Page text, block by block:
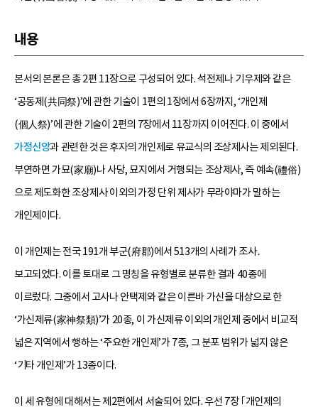
내용
본서의 본론은 총 2편 11장으로 구성되어 있다. 석전제나 기우제와 같은
‘공동제(共同祭)’에 관한 기술이 1편의 1장에서 6장까지, ‘개인제
(個人祭)’에 관한 기술이 2편의 7장에서 11장까지 이어진다. 이 중에서
가정신앙과 관련한 것은 후자의 개인제로 유교식의 조상제사는 제외된다.
부연하면 가묘(家廟)나 사당, 묘지에서 거행되는 조상제사, 즉 예속(禮俗)
으로 제도화한 조상제사 이외의 가정 단위 제사가 무라야마가 말하는
개인제이다.
이 개인제는 전국 191개 부군(府郡)에서 513개의 사례가 조사․
보고되었다. 이를 토대로 그 명칭을 유형별로 분류한 결과 40종에
이르렀다. 그중에서 고사나 안택제와 같은 이른바 가신을 대상으로 한
‘가신제류(家神祭類)’가 20종, 이 가신제류 이외의 개인제 중에서 비교적
넓은 지역에서 행하는 ‘주요한 개인제’가 7종, 그 분포 범위가 넓지 않은
‘기타 개인제’가 13종이다.
이 세 유형에 대해서는 제2편에서 서술되어 있다. 우선 7장 ｢개인제의